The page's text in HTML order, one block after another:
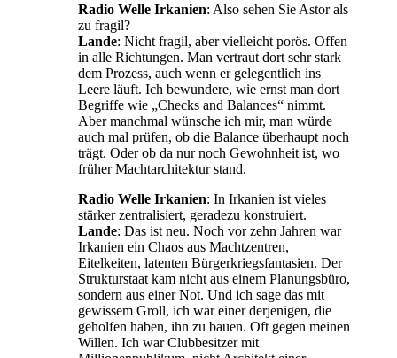
Radio Welle Irkanien: Also sehen Sie Astor als
zu fragil?
Lande: Nicht fragil, aber vielleicht porös. Offen
in alle Richtungen. Man vertraut dort sehr stark
dem Prozess, auch wenn er gelegentlich ins
Leere läuft. Ich bewundere, wie ernst man dort
Begriffe wie „Checks and Balances“ nimmt.
Aber manchmal wünsche ich mir, man würde
auch mal prüfen, ob die Balance überhaupt noch
trägt. Oder ob da nur noch Gewohnheit ist, wo
früher Machtarchitektur stand.
Radio Welle Irkanien: In Irkanien ist vieles
stärker zentralisiert, geradezu konstruiert.
Lande: Das ist neu. Noch vor zehn Jahren war
Irkanien ein Chaos aus Machtzentren,
Eitelkeiten, latenten Bürgerkriegsfantasien. Der
Strukturstaat kam nicht aus einem Planungsbüro,
sondern aus einer Not. Und ich sage das mit
gewissem Groll, ich war einer derjenigen, die
geholfen haben, ihn zu bauen. Oft gegen meinen
Willen. Ich war Clubbesitzer mit